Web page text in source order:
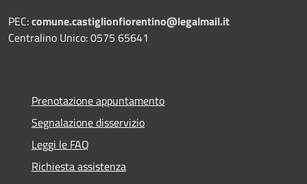
PEC:comune.castiglionfiorentino@legalmail.it
Centralino Unico: 0575 65641
Prenotazione appuntamento
Segnalazione disservizio
Leggi le FAQ
Richiesta assistenza